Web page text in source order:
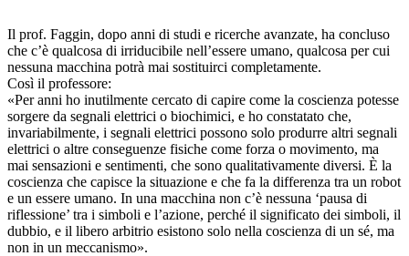
Il prof. Faggin, dopo anni di studi e ricerche avanzate, ha concluso
che c’è qualcosa di irriducibile nell’essere umano, qualcosa per cui
nessuna macchina potrà mai sostituirci completamente.
Così il professore:
«Per anni ho inutilmente cercato di capire come la coscienza potesse
sorgere da segnali elettrici o biochimici, e ho constatato che,
invariabilmente, i segnali elettrici possono solo produrre altri segnali
elettrici o altre conseguenze fisiche come forza o movimento, ma
mai sensazioni e sentimenti, che sono qualitativamente diversi. È la
coscienza che capisce la situazione e che fa la differenza tra un robot
e un essere umano. In una macchina non c’è nessuna ‘pausa di
riflessione’ tra i simboli e l’azione, perché il significato dei simboli, il
dubbio, e il libero arbitrio esistono solo nella coscienza di un sé, ma
non in un meccanismo».